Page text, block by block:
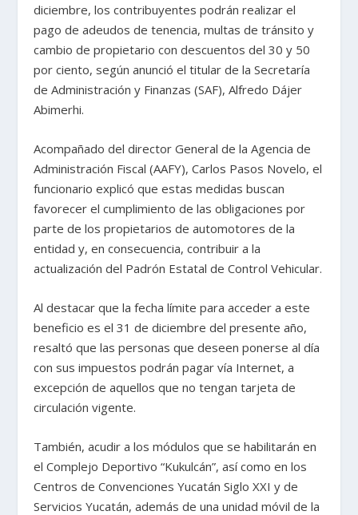
diciembre, los contribuyentes podrán realizar el
pago de adeudos de tenencia, multas de tránsito y
cambio de propietario con descuentos del 30 y 50
por ciento, según anunció el titular de la Secretaría
de Administración y Finanzas (SAF), Alfredo Dájer
Abimerhi.
Acompañado del director General de la Agencia de
Administración Fiscal (AAFY), Carlos Pasos Novelo, el
funcionario explicó que estas medidas buscan
favorecer el cumplimiento de las obligaciones por
parte de los propietarios de automotores de la
entidad y, en consecuencia, contribuir a la
actualización del Padrón Estatal de Control Vehicular.
Al destacar que la fecha límite para acceder a este
beneficio es el 31 de diciembre del presente año,
resaltó que las personas que deseen ponerse al día
con sus impuestos podrán pagar vía Internet, a
excepción de aquellos que no tengan tarjeta de
circulación vigente.
También, acudir a los módulos que se habilitarán en
el Complejo Deportivo “Kukulcán”, así como en los
Centros de Convenciones Yucatán Siglo XXI y de
Servicios Yucatán, además de una unidad móvil de la